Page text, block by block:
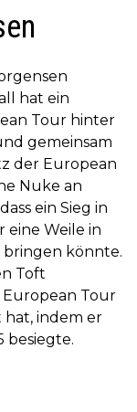
hat ein
Tour hinter
gemeinsam
der European
Nuke an
ein Sieg in
Weile in
bringen könnte.
Toft
Tour
hat, indem er
besiegte.